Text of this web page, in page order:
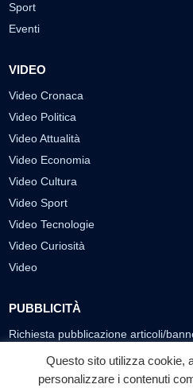
Sport
Eventi
VIDEO
Video Cronaca
Video Politica
Video Attualità
Video Economia
Video Cultura
Video Sport
Video Tecnologie
Video Curiosità
Video
PUBBLICITÀ
Richiesta pubblicazione articoli/
SEGUICI SUI SOCIAL
Questo sito utilizza cookie,
personalizzare i contenuti